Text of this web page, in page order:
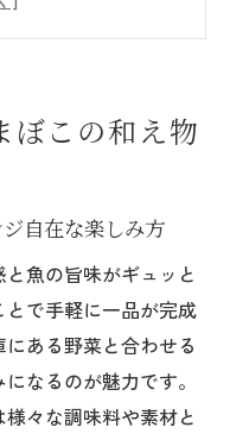
まぼこ和え物の工
楽しむコツ
で簡単和え物アレ
菜を無駄なく活用
と合わせるかまぼ
ぼこの和え物
自在な楽しみ方
魚の旨味がギュッと
で手軽に一品が完成
ある野菜と合わせる
なるのが魅力です。
々な調味料や素材と